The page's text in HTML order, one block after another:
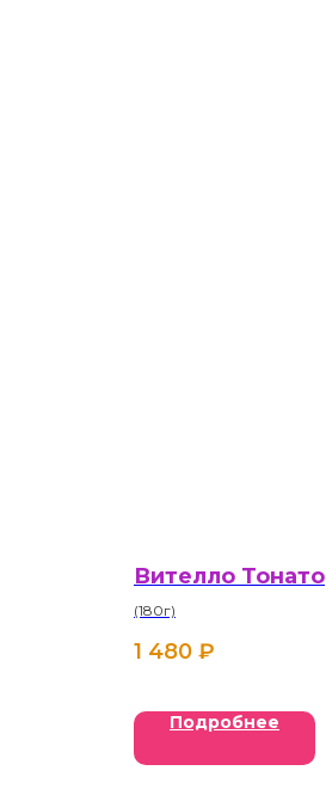
Вителло Тонато
(180г)
1 480 ₽
Подробнее